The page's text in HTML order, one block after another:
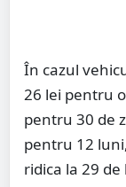
În cazul
26 lei pentru
pentru 30 de
pentru 12
ridica la 29